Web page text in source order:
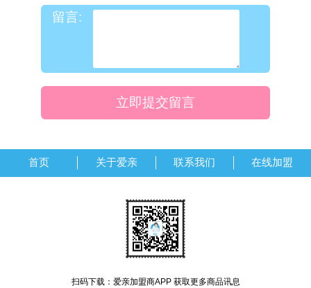
留言:
立即提交留言
首页 关于爱亲 联系我们 在线加盟
扫码下载：爱亲加盟商APP 获取更多商品讯息